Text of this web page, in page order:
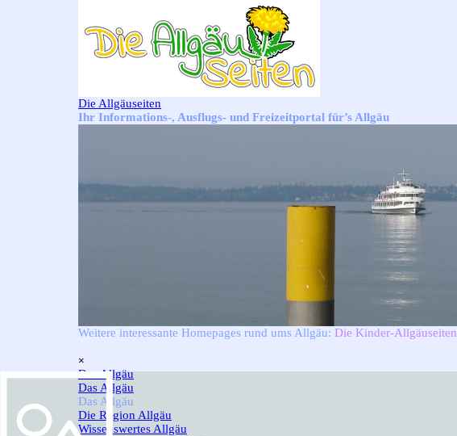
Die Allgäuseiten
Ihr Informations-, Ausflugs- und Freizeitportal für’s Allgäu
Weitere interessante Homepages rund ums Allgäu: Die Kinder-Allgäuseiten
×
Das Allgäu▼
Das Allgäu
Das Allgäu
Die Region Allgäu
Wissenswertes Allgäu